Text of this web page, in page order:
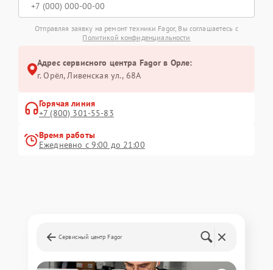
Отправляя заявку на ремонт техники Fagor, Вы соглашаетесь с
Политикой конфиденциальности
Адрес сервисного центра Fagor в Орле:
г. Орёл, Ливенская ул., 68А
Горячая линия
+7 (800) 301-55-83
Время работы
Ежедневно с 9:00 до 21:00
Сервисный центр Fagor